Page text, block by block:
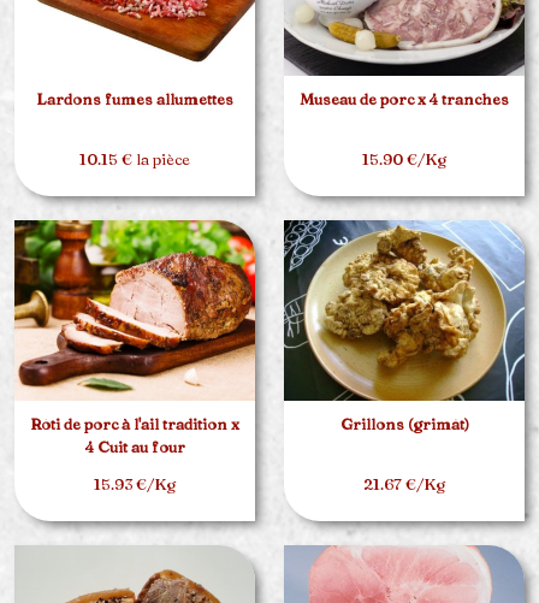
Lardons fumes allumettes
10.15 € la pièce
Museau de porc x 4 tranches
15.90 €/Kg
Rôti de porc à l'ail tradition x
4 Cuit au four
15.93 €/Kg
Grillons (grimât)
21.67 €/Kg